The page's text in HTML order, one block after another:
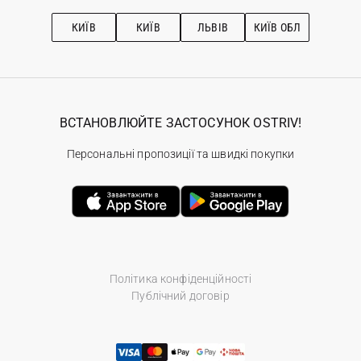
Рекомендації з догляду
КИЇВ КИЇВ ЛЬВІВ КИЇВ ОБЛ
Політика конфіденційності
Публічний договір
ВСТАНОВЛЮЙТЕ ЗАСТОСУНОК OSTRIV!
Персональні пропозиції та швидкі покупки